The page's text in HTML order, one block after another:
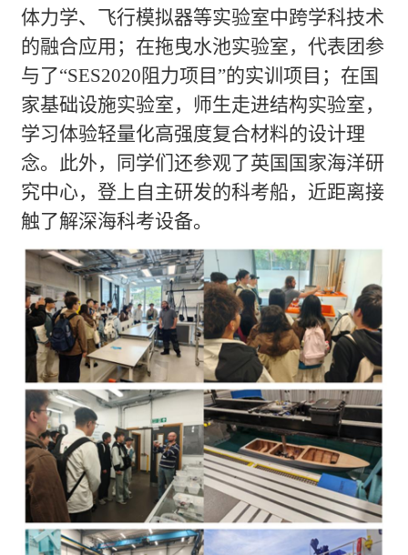
体力学、飞行模拟器等实验室中跨学科技术
的融合应用；在拖曳水池实验室，代表团参
与了“SES2020阻力项目 ”的实训项目；在国
家基础设施实验室，师生走进结构实验室，
学习体验轻量化高强度复合材料的设计理
念。此外，同学们还参观了英国国家海洋研
究中心，登上自主研发的科考船，近距离接
触了解深海科考设备。